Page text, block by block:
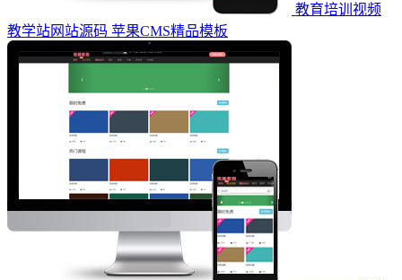
教育培训视频
教学站网站源码 苹果CMS精品模板